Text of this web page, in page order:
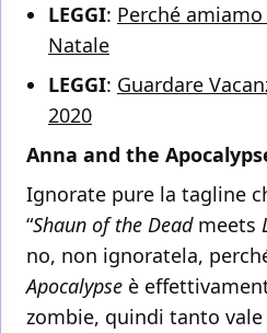
LEGGI: Perché
Natale
LEGGI: Guardare
2020
Anna and the
Ignorate pure la tagline
“Shaun of the Deadmeets
no, non ignoratela,
Apocalypse è
zombie, quindi tanto